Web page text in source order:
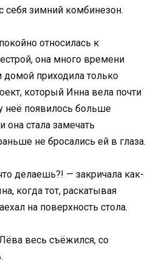
себя зимний комбинезон.
относилась к
она много времени
домой приходила только
который Инна вела почти
неё появилось больше
она стала замечать
не бросались ей в глаза.
делаешь?! — закричала как-
когда тот, раскатывая
на поверхность стола.
весь съёжился, со